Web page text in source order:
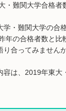
・難関大学合格者
・難関大学の合
年の合格者数と
合ってみませんか
は、2019年東大